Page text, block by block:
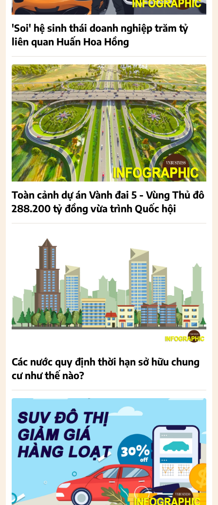
'Soi' hệ sinh thái doanh nghiệp trăm tỷ
liên quan Huấn Hoa Hồng
Toàn cảnh dự án Vành đai 5 - Vùng Thủ đô
288.200 tỷ đồng vừa trình Quốc hội
Các nước quy định thời hạn sở hữu chung
cư như thế nào?